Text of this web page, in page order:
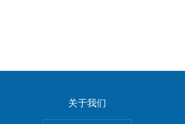
关于我们